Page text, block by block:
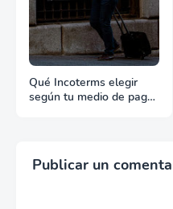
Qué Incoterms elegir
según tu medio de pago
Publicar un